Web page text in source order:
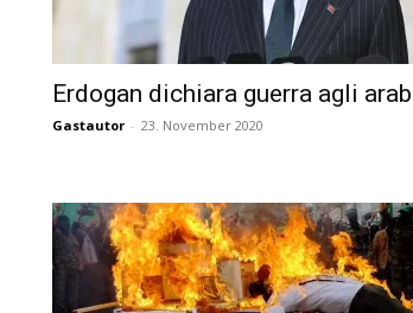
Erdogan dichiara guerra agli
Gastautor - 23. November 2020